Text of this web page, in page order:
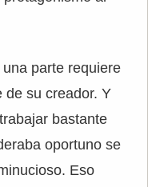
parte requiere
de su creador. Y
bastante
oportuno se
Eso